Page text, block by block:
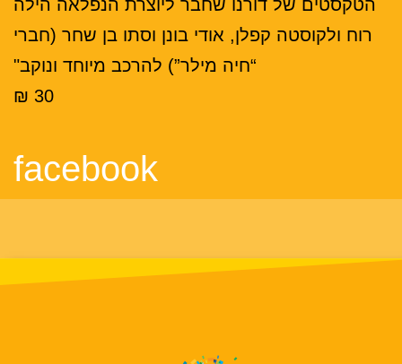
הטקסטים של דורנו שחבר ליוצרת הנפלאה הילה
רוח ולקוסטה קפלן, אודי בונן וסתו בן שחר (חברי
“חיה מילר”) להרכב מיוחד ונוקב"
30 ₪
facebook